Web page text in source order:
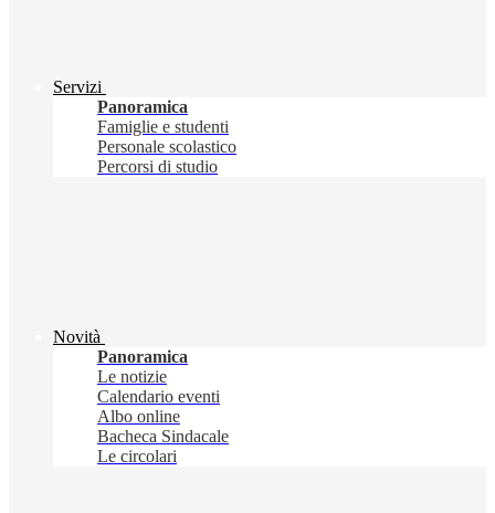
Servizi
Panoramica
Famiglie e studenti
Personale scolastico
Percorsi di studio
Novità
Panoramica
Le notizie
Calendario eventi
Albo online
Bacheca Sindacale
Le circolari